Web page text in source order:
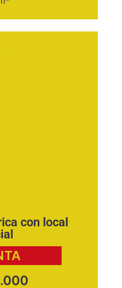
con local